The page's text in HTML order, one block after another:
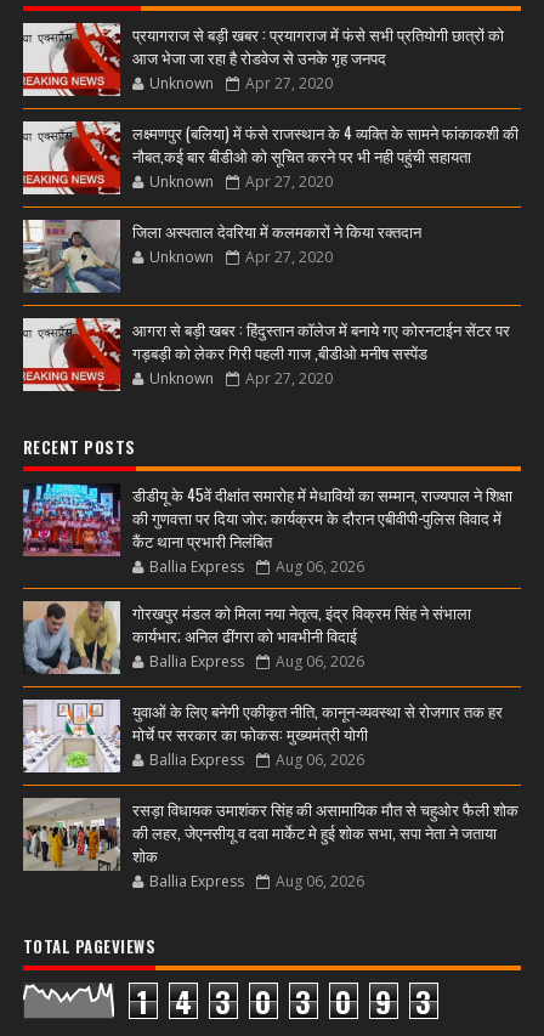
प्रयागराज से बड़ी खबर : प्रयागराज में फंसे सभी प्रतियोगी छात्रों को
आज भेजा जा रहा है रोडवेज से उनके गृह जनपद
Unknown Apr 27, 2020
लक्ष्मणपुर (बलिया) में फंसे राजस्थान के 4 व्यक्ति के सामने फांकाकशी की
नौबत,कई बार बीडीओ को सूचित करने पर भी नही पहुंची सहायता
Unknown Apr 27, 2020
जिला अस्पताल देवरिया में कलमकारों ने किया रक्तदान
Unknown Apr 27, 2020
आगरा से बड़ी खबर : हिंदुस्तान कॉलेज में बनाये गए कोरनटाईन सेंटर पर
गड़बड़ी को लेकर गिरी पहली गाज ,बीडीओ मनीष सस्पेंड
Unknown Apr 27, 2020
RECENT POSTS
डीडीयू के 45वें दीक्षांत समारोह में मेधावियों का सम्मान, राज्यपाल ने शिक्षा
की गुणवत्ता पर दिया जोर; कार्यक्रम के दौरान एबीवीपी-पुलिस विवाद में
कैंट थाना प्रभारी निलंबित
Ballia Express Aug 06, 2026
गोरखपुर मंडल को मिला नया नेतृत्व, इंद्र विक्रम सिंह ने संभाला
कार्यभार; अनिल ढींगरा को भावभीनी विदाई
Ballia Express Aug 06, 2026
युवाओं के लिए बनेगी एकीकृत नीति, कानून-व्यवस्था से रोजगार तक हर
मोर्चे पर सरकार का फोकस: मुख्यमंत्री योगी
Ballia Express Aug 06, 2026
रसड़ा विधायक उमाशंकर सिंह की असामायिक मौत से चहुओर फैली शोक
की लहर, जेएनसीयू व दवा मार्केट मे हुई शोक सभा, सपा नेता ने जताया
शोक
Ballia Express Aug 06, 2026
TOTAL PAGEVIEWS
1 4 3 0 3 0 9 3